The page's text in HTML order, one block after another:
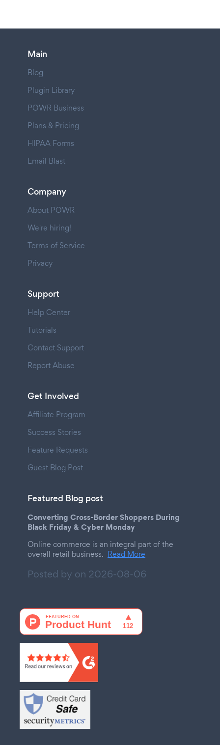
Main
Blog
Plugin Library
POWR Business
Plans & Pricing
HIPAA Forms
Email Blast
Company
About POWR
We're hiring!
Terms of Service
Privacy
Support
Help Center
Tutorials
Contact Support
Report Abuse
Get Involved
Affiliate Program
Success Stories
Feature Requests
Guest Blog Post
Featured Blog post
Converting Cross-Border Shoppers During
Black Friday & Cyber Monday
Online commerce is an integral part of the
overall retail business. Read More
Posted by on 2026-08-06